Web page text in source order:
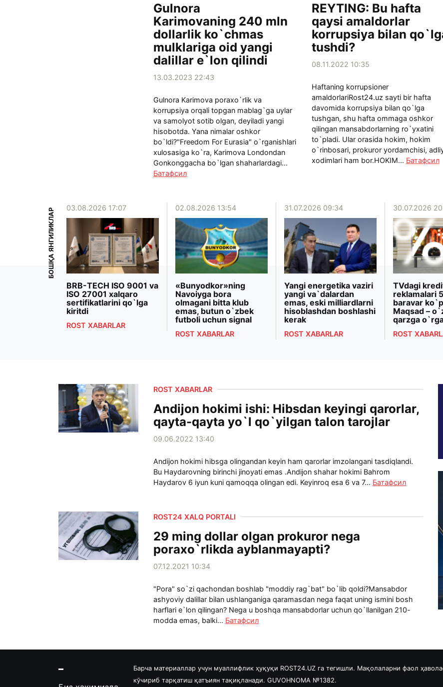
Gulnora
Karimovaning 240 mln
dollarlik ko`chmas
mulklariga oid yangi
dalillar e`lon qilindi
13.03.2023 22:43
Gulnora Karimova poraxo`rlik va
korrupsiya orqali topgan mablag`ga uylar
va samolyot sotib olgan, deyiladi yangi
hisobotda. Yana nimalar oshkor
bo`ldi?"Freedom For Eurasia" o`rganishlari
xulosasiga ko`ra, Karimova Londondan
Gonkonggacha bo`lgan shaharlardagi...
Батафсил
REYTING: Bu hafta
qaysi amaldorlar
korrupsiya bilan
tushdi?
08.11.2022 10:35
Haftaning korrupsioner
amaldorlariRost24.uz sayti bir hafta
davomida korrupsiya bilan qo`lga
tushgan, shu hafta ommaga oshkor
qilingan mansabdorlarning ro`yxatini
to`pladi. Ular orasida hokim, hokim
o`rinbosari, prokuror yordamchisi,
xodimlari ham bor.HOKIM... Батафсил
БОШҚА ЯНГИЛИКЛАР 03.08.2026 17:07
BRB-TECH ISO 9001 va
ISO 27001 xalqaro
sertifikatlarini qo`lga
kiritdi
ROST XABARLAR
02.08.2026 13:54
«Bunyodkor»ning
Navoiyga bora
olmagani bitta klub
emas, butun o`zbek
futboli uchun signal
ROST XABARLAR
31.07.2026 09:34
Yangi energetika vaziri
yangi va`dalardan
emas, eski milliardlarni
hisoblashdan boshlashi
kerak
ROST XABARLAR
30.07.2026
TVdagi
reklamalari
baravar
Maqsad –
qarzga
ROST
ROST XABARLAR
Andijon hokimi ishi: Hibsdan keyingi qarorlar,
qayta-qayta yo`l qo`yilgan talon tarojlar
09.06.2022 13:40
Andijon hokimi hibsga olingandan keyin ham qarorlar imzolangani tasdiqlandi.
Bu Haydarovning birinchi jinoyati emas .Andijon shahar hokimi Bahrom
Haydarov 6 iyun kuni qamoqqa olingan edi. Keyinroq esa 6 va 7... Батафсил
ROST24 XALQ PORTALI
29 ming dollar olgan prokuror nega
poraxo`rlikda ayblanmayapti?
07.12.2021 10:34
"Pora" so`zi qachondan boshlab "moddiy rag`bat" bo`lib qoldi? Mansabdor
ashyoviy dalillar bilan ushlanganiga qaramasdan nega faqat uning ismini bosh
harflari e`lon qilingan? Nega u boshqa mansabdorlar uchun qo`llanilgan 210-
modda emas, balki... Батафсил
Барча материаллар учун муаллифлик ҳуқуқи ROST24.UZ га тегишли. Мақолаларни фаол
кўчириб тарқатиш қатъиян тақиқланади. GUVOHNOMA №1382.